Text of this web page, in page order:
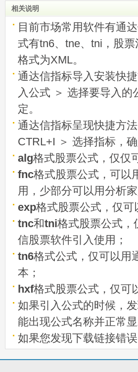
相关说明
目前市场常用软件有通
式有tn6、tne、tni，股
格式为XML。
通达信指标导入安装快
入公式 ＞ 选择要导入
定。
通达信指标呈现快捷方
CTRL+I ＞ 选择指标，确
alg格式股票公式，仅仅
fnc格式股票公式，可以
用，少部分可以用分析
exp格式股票公式，仅
tnc和tni格式股票公式，
信股票软件引入使用；
tn6格式公式，仅可以用
本；
hxf格式股票公式，仅可
如果引入公式的时候，
能出现公式名称并正常
如果您发现下载链接错